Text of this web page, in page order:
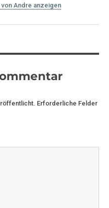
Andre anzeigen
Erforderliche Felder